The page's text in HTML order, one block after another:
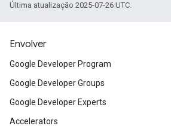
Última atualização 2025-07-26 UTC.
Envolver
Google Developer Program
Google Developer Groups
Google Developer Experts
Accelerators